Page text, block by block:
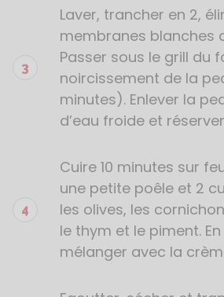
Laver, trancher en 2,
membranes blanches
Passer sous le grill du
noircissement de la
minutes). Enlever la
d’eau froide et
Cuire 10 minutes sur
une petite poêle et 2
les olives, les
le thym et le piment.
mélanger avec la